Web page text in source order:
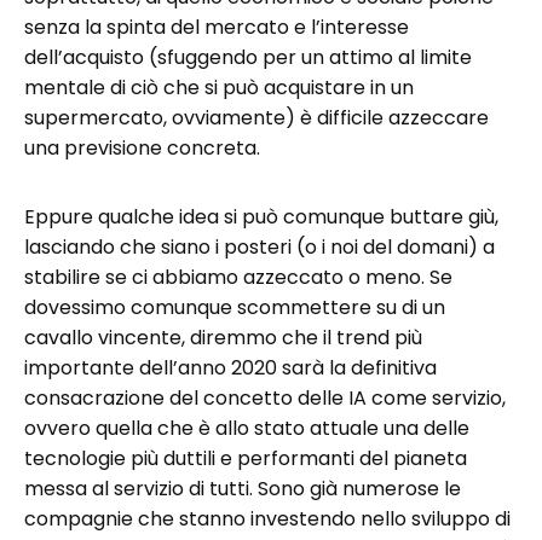
senza la spinta del mercato e l’interesse
dell’acquisto (sfuggendo per un attimo al limite
mentale di ciò che si può acquistare in un
supermercato, ovviamente) è difficile azzeccare
una previsione concreta.
Eppure qualche idea si può comunque buttare giù,
lasciando che siano i posteri (o i noi del domani) a
stabilire se ci abbiamo azzeccato o meno. Se
dovessimo comunque scommettere su di un
cavallo vincente, diremmo che il trend più
importante dell’anno 2020 sarà la definitiva
consacrazione del concetto delle IA come servizio,
ovvero quella che è allo stato attuale una delle
tecnologie più duttili e performanti del pianeta
messa al servizio di tutti. Sono già numerose le
compagnie che stanno investendo nello sviluppo di